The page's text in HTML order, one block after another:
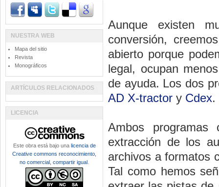
Aunque existen
conversión,
abierto porque
legal, ocupan
de ayuda. Los dos
AD X-tractor y Cdex.
Ambos
extracción de los
archivos a formatos
Tal como hemos
NUESTRA WEB
Mapa del sitio
Revista
Monográficos
ARTÍCULOS RELACIONADOS
LICENCIA
Este obra está bajo una licencia de
Creative commons reconocimiento,
no comercial, compartir igual